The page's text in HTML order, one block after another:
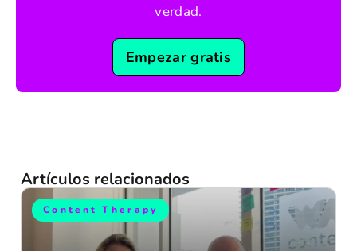
verdad.
Empezar gratis
Artículos relacionados
Content Therapy